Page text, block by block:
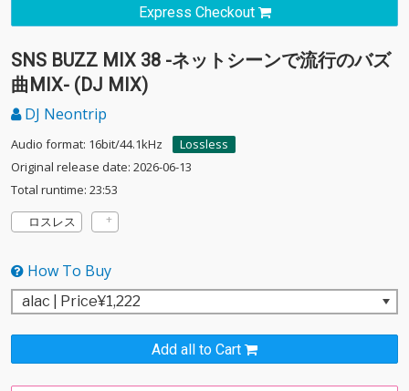
Express Checkout
SNS BUZZ MIX 38 -ネットシーンで流行のバズ
曲MIX- (DJ MIX)
DJ Neontrip
Audio format: 16bit/44.1kHz
Lossless
Original release date: 2026-06-13
Total runtime: 23:53
ロスレス
How To Buy
Add all to Cart